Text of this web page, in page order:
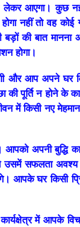
लेकर आएगा। कुछ
नहीं तो वह कोई
की बात मानना
होगा।
और आप अपने घर
पूर्ति न होने के
में किसी नए
अपनी बुद्धि
उसमें सफलता
आपके घर किसी
में आपके